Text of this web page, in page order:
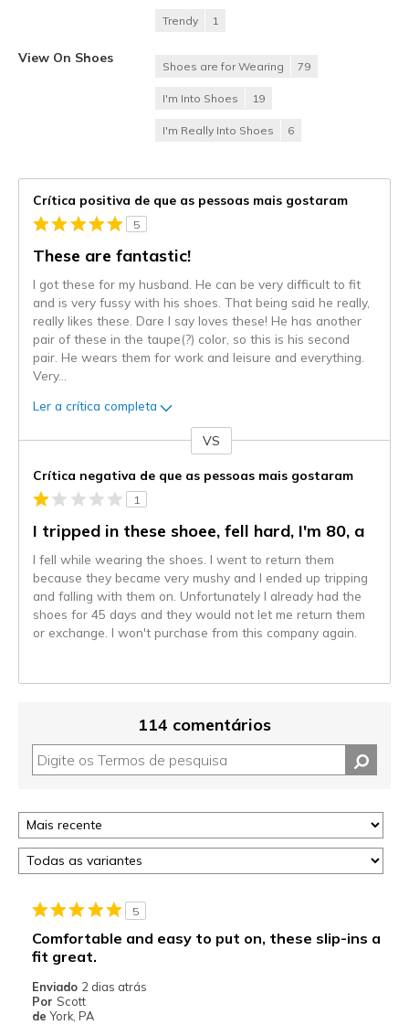
Trendy 1
View On Shoes
Shoes are for Wearing 79
I'm Into Shoes 19
I'm Really Into Shoes 6
Crítica positiva de que as pessoas mais gostaram
5
These are fantastic!
I got these for my husband. He can be very difficult to fit
and is very fussy with his shoes. That being said he really,
really likes these. Dare I say loves these! He has another
pair of these in the taupe(?) color, so this is his second
pair. He wears them for work and leisure and everything.
Very...
Ler a crítica completa
VS
Crítica negativa de que as pessoas mais gostaram
1
I tripped in these shoee, fell hard, I'm 80, a
I fell while wearing the shoes. I went to return them
because they became very mushy and I ended up tripping
and falling with them on. Unfortunately I already had the
shoes for 45 days and they would not let me return them
or exchange. I won't purchase from this company again.
114 comentários
5
Comfortable and easy to put on, these slip-ins a
fit great.
Enviado 2 dias atrás
Por Scott
de York, PA